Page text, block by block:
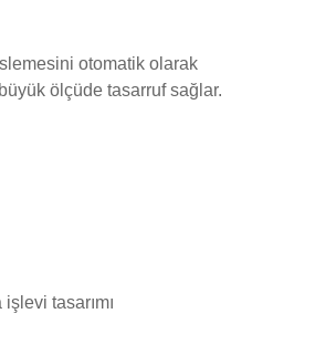
otomatik olarak
ölçüde tasarruf sağlar.
tasarımı